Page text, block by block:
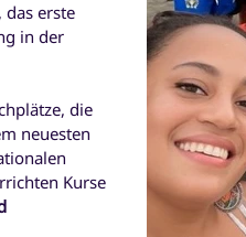
erste
in der
die
neuesten
Kurse